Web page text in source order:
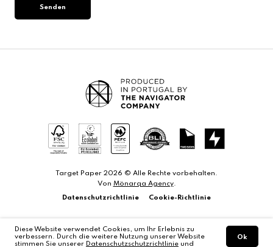
Senden
Target Paper 2026 © Alle Rechte vorbehalten.
Von Mönarqa Agency.
Datenschutzrichtlinie
Cookie-Richtlinie
Diese Website verwendet Cookies, um Ihr Erlebnis zu
verbessern. Durch die weitere Nutzung unserer Website
stimmen Sie unserer Datenschutzschutzrichtlinie und
Ok